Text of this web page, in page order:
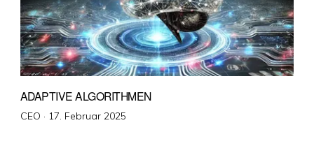
ADAPTIVE ALGORITHMEN
CEO · Veröffentlicht
17. Februar 2025